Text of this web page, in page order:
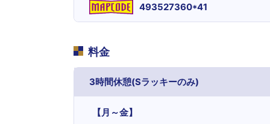
493527360*41
料金
3時間休憩(Sラッキーのみ)
【月～金】